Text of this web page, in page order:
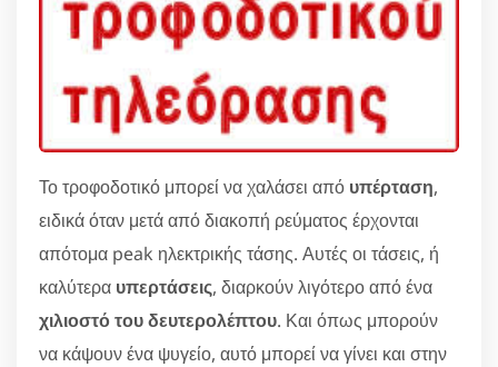
Το τροφοδοτικό μπορεί να χαλάσει από υπέρταση,
ειδικά όταν μετά από διακοπή ρεύματος έρχονται
απότομα peak ηλεκτρικής τάσης. Αυτές οι τάσεις, ή
καλύτερα υπερτάσεις, διαρκούν λιγότερο από ένα
χιλιοστό του δευτερολέπτου. Και όπως μπορούν
να κάψουν ένα ψυγείο, αυτό μπορεί να γίνει και στην